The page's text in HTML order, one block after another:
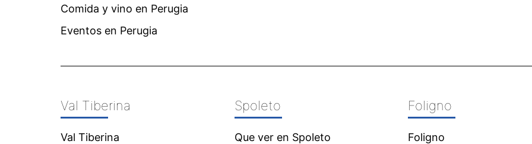
Comida y vino en Perugia
Eventos en Perugia
Val Tiberina
Val Tiberina
Spoleto
Que ver en Spoleto
Foligno
Foligno